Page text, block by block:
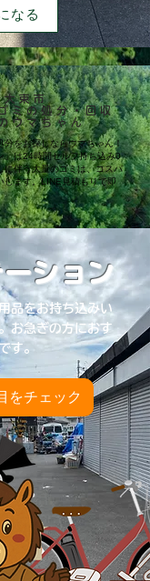
なる
大東市
ミの処分・回収
ウマちゃん
分をお探しならウマちゃん！
」は24時間セルフ持ち込み0
に伴う大量のゴミは、コスパ
します。LINE見積もりで即
ション
品をお持ち込みい
お急ぎの方におす
す。
をチェック